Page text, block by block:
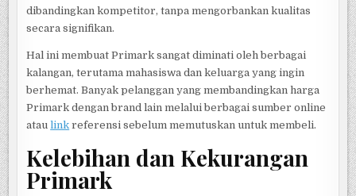
dibandingkan kompetitor, tanpa mengorbankan kualitas
secara signifikan.
Hal ini membuat Primark sangat diminati oleh berbagai
kalangan, terutama mahasiswa dan keluarga yang ingin
berhemat. Banyak pelanggan yang membandingkan harga
Primark dengan brand lain melalui berbagai sumber online
ataulink referensi sebelum memutuskan untuk membeli.
Kelebihan dan Kekurangan
Primark